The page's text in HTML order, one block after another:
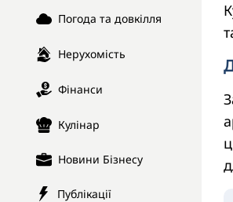
Погода та довкілля
Нерухомість
Фінанси
Кулінар
Новини Бізнесу
Публікації